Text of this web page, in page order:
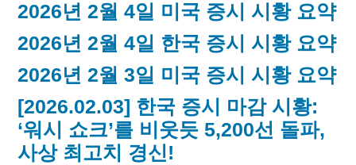
2026년 2월 4일 미국 증시 시황 요약
2026년 2월 4일 한국 증시 시황 요약
2026년 2월 3일 미국 증시 시황 요약
[2026.02.03] 한국 증시 마감 시황:
‘워시 쇼크’를 비웃듯 5,200선 돌파,
사상 최고치 경신!